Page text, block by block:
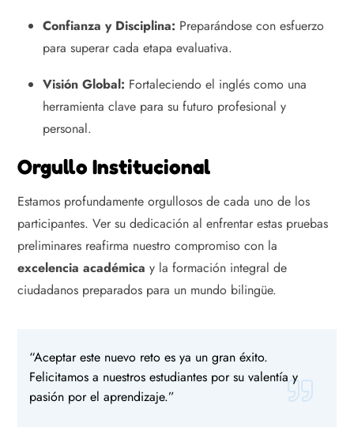
Confianza y Disciplina: Preparándose con esfuerzo
para superar cada etapa evaluativa.
Visión Global: Fortaleciendo el inglés como una
herramienta clave para su futuro profesional y
personal.
Orgullo Institucional
Estamos profundamente orgullosos de cada uno de los
participantes. Ver su dedicación al enfrentar estas pruebas
preliminares reafirma nuestro compromiso con la
excelencia académica y la formación integral de
ciudadanos preparados para un mundo bilingüe.
“Aceptar este nuevo reto es ya un gran éxito.
Felicitamos a nuestros estudiantes por su valentía y
pasión por el aprendizaje.”